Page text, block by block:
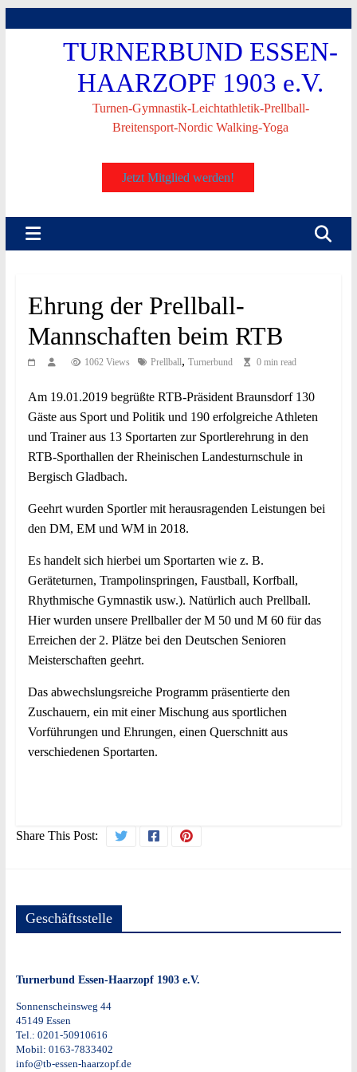
TURNERBUND ESSEN-
HAARZOPF 1903 e.V.
Turnen-Gymnastik-Leichtathletik-Prellball-
Breitensport-Nordic Walking-Yoga
Jetzt Mitglied werden!
Ehrung der Prellball-
Mannschaften beim RTB
1062 Views Prellball, Turnerbund 0 min read
Am 19.01.2019 begrüßte RTB-Präsident Braunsdorf 130
Gäste aus Sport und Politik und 190 erfolgreiche Athleten
und Trainer aus 13 Sportarten zur Sportlerehrung in den
RTB-Sporthallen der Rheinischen Landesturnschule in
Bergisch Gladbach.
Geehrt wurden Sportler mit herausragenden Leistungen bei
den DM, EM und WM in 2018.
Es handelt sich hierbei um Sportarten wie z. B.
Geräteturnen, Trampolinspringen, Faustball, Korfball,
Rhythmische Gymnastik usw.). Natürlich auch Prellball.
Hier wurden unsere Prellballer der M 50 und M 60 für das
Erreichen der 2. Plätze bei den Deutschen Senioren
Meisterschaften geehrt.
Das abwechslungsreiche Programm präsentierte den
Zuschauern, ein mit einer Mischung aus sportlichen
Vorführungen und Ehrungen, einen Querschnitt aus
verschiedenen Sportarten.
Share This Post:
Geschäftsstelle
Turnerbund Essen-Haarzopf 1903 e.V.
Sonnenscheinsweg 44
45149 Essen
Tel.: 0201-50910616
Mobil: 0163-7833402
info@tb-essen-haarzopf.de